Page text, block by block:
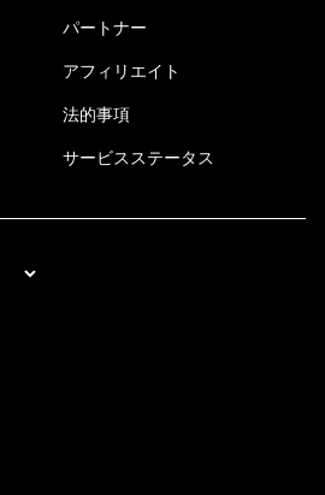
パートナー
アフィリエイト
法的事項
サービスステータス